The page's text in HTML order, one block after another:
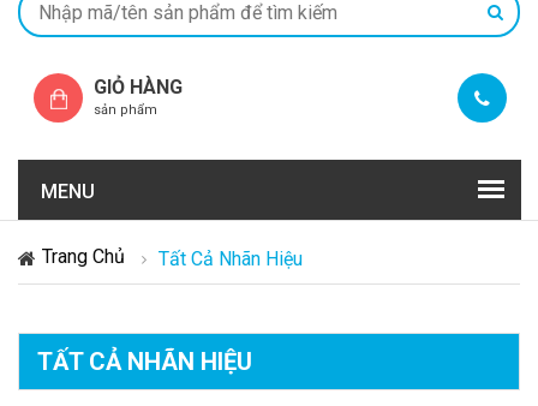
GIỎ HÀNG
sản phẩm
MENU
Trang Chủ Tất Cả Nhãn Hiệu
TẤT CẢ NHÃN HIỆU